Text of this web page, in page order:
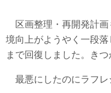
区画整理・再開発計画
境向上がようやく一段
まで回復しました。きつ
最悪にしたのにラフレ